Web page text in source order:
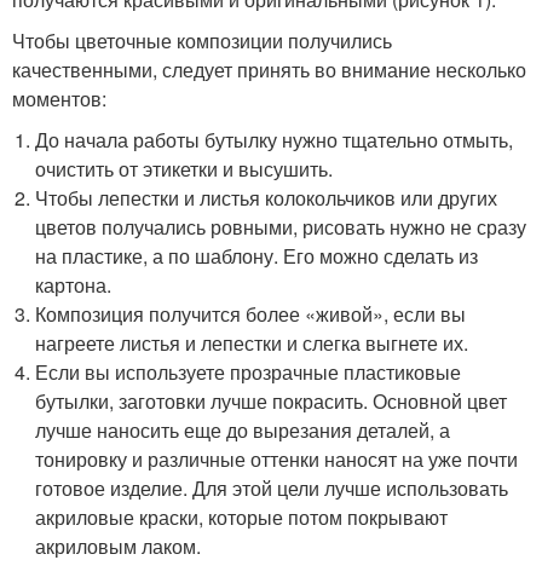
Чтобы цветочные композиции получились
качественными, следует принять во внимание несколько
моментов:
До начала работы бутылку нужно тщательно отмыть,
очистить от этикетки и высушить.
Чтобы лепестки и листья колокольчиков или других
цветов получались ровными, рисовать нужно не сразу
на пластике, а по шаблону. Его можно сделать из
картона.
Композиция получится более «живой», если вы
нагреете листья и лепестки и слегка выгнете их.
Если вы используете прозрачные пластиковые
бутылки, заготовки лучше покрасить. Основной цвет
лучше наносить еще до вырезания деталей, а
тонировку и различные оттенки наносят на уже почти
готовое изделие. Для этой цели лучше использовать
акриловые краски, которые потом покрывают
акриловым лаком.